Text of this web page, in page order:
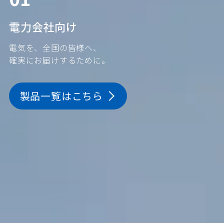
電力会社向け
電気を、全国の皆様へ、
確実にお届けするために。
製品一覧はこちら